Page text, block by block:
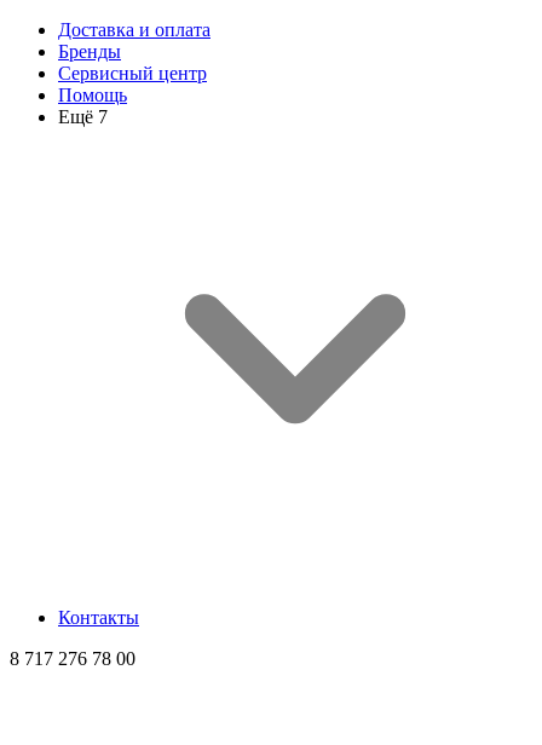
Доставка и оплата
Бренды
Сервисный центр
Помощь
Ещё 7
Контакты
8 717 276 78 00